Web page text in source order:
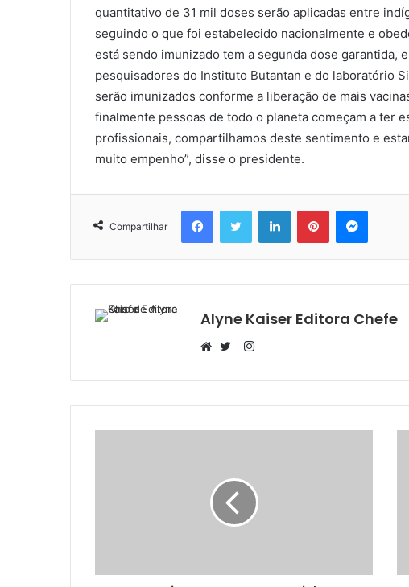
quantitativo de 31 mil doses serão aplicadas entre
seguindo o que foi estabelecido nacionalmente e
está sendo imunizado tem a segunda dose garantida,
pesquisadores do Instituto Butantan e do laboratório
serão imunizados conforme a liberação de mais
finalmente pessoas de todo o planeta começam a ter
profissionais, compartilhamos deste sentimento e
muito empenho”, disse o presidente.
Compartilhar
FacebookTwitter LinkedinPinterest
Alyne Kaiser Editora Chefe
Instagram